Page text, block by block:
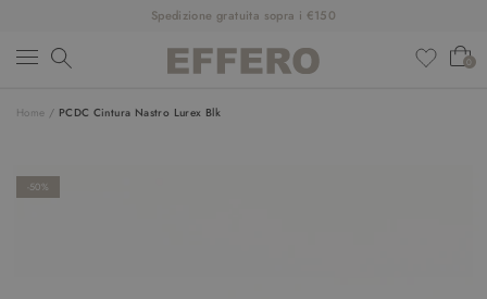
Spedizione gratuita sopra i €150
0
ABBIGLIAMENTO
Home / PCDC Cintura Nastro Lurex Blk
-50%